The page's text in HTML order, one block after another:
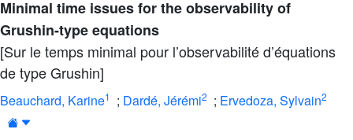
Minimal time issues for the observability of
Grushin-type equations
[Sur le temps minimal pour l’observabilité d’équations
de type Grushin]
Beauchard, Karine1 ; Dardé, Jérémi2 ; Ervedoza, Sylvain2